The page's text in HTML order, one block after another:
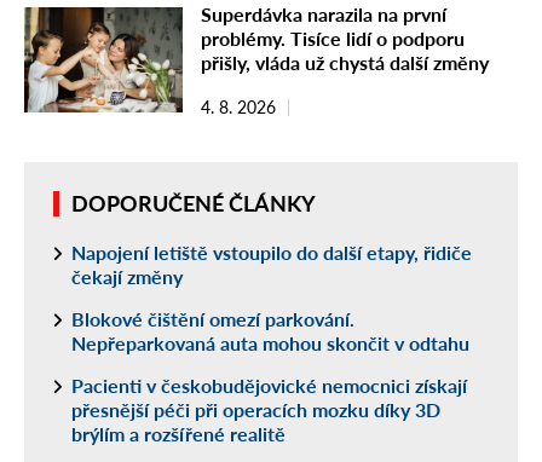
Superdávka narazila na první
problémy. Tisíce lidí o podporu
přišly, vláda už chystá další změny
4. 8. 2026
DOPORUČENÉ ČLÁNKY
Napojení letiště vstoupilo do další etapy, řidiče
čekají změny
Blokové čištění omezí parkování.
Nepřeparkovaná auta mohou skončit v odtahu
Pacienti v českobudějovické nemocnici získají
přesnější péči při operacích mozku díky 3D
brýlím a rozšířené realitě